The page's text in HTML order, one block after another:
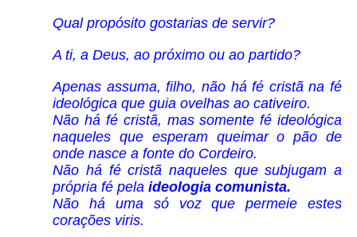
Qual propósito gostarias de servir?
A ti, a Deus, ao próximo ou ao partido?
Apenas assuma, filho, não há fé cristã na fé
ideológica que guia ovelhas ao cativeiro.
Não há fé cristã, mas somente fé ideológica
naqueles que esperam queimar o pão de
onde nasce a fonte do Cordeiro.
Não há fé cristã naqueles que subjugam a
própria fé pelaideologia comunista.
Não há uma só voz que permeie estes
corações viris.